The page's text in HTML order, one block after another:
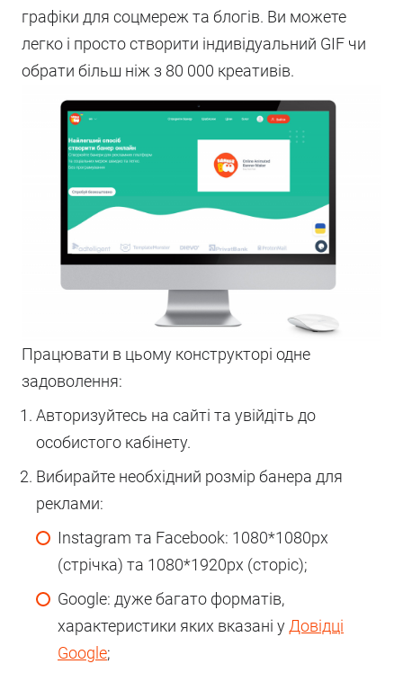
графіки для соцмереж та блогів. Ви можете
легко і просто створити індивідуальний GIF чи
обрати більш ніж з 80 000 креативів.
Працювати в цьому конструкторі одне
задоволення:
Авторизуйтесь на сайті та увійдіть до
особистого кабінету.
Вибирайте необхідний розмір банера для
реклами:
Instagram та Facebook: 1080*1080px
(стрічка) та 1080*1920px (сторіс);
Google: дуже багато форматів,
характеристики яких вказані у Довідці
Google;